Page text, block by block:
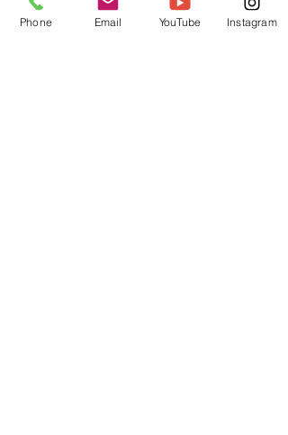
Sicherheits-Training
Phone Email YouTube Instagram